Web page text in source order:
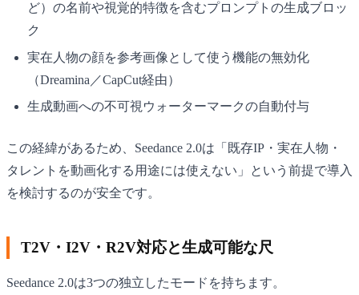
ど）の名前や視覚的特徴を含むプロンプトの生成ブロッ
ク
実在人物の顔を参考画像として使う機能の無効化
（Dreamina／CapCut経由）
生成動画への不可視ウォーターマークの自動付与
この経緯があるため、Seedance 2.0は「既存IP・実在人物・
タレントを動画化する用途には使えない」という前提で導入
を検討するのが安全です。
T2V・I2V・R2V対応と生成可能な尺
Seedance 2.0は3つの独立したモードを持ちます。